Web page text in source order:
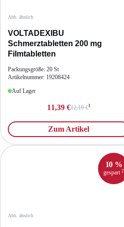
Abb. ähnlich
VOLTADEXIBU
Schmerztabletten 200 mg
Filmtabletten
Packungsgröße: 20 St
Artikelnummer: 19208424
Auf Lager
11,39 €12,19 €1
Zum Artikel
Abb. ähnlich
10 %
gespart 2